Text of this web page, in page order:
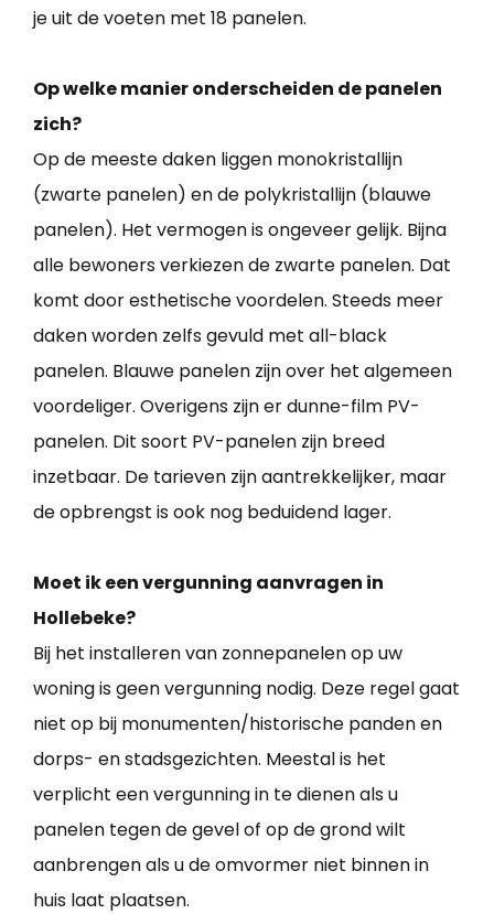
je uit de voeten met 18 panelen.
Op welke manier onderscheiden de panelen
zich?
Op de meeste daken liggen monokristallijn
(zwarte panelen) en de polykristallijn (blauwe
panelen). Het vermogen is ongeveer gelijk. Bijna
alle bewoners verkiezen de zwarte panelen. Dat
komt door esthetische voordelen. Steeds meer
daken worden zelfs gevuld met all-black
panelen. Blauwe panelen zijn over het algemeen
voordeliger. Overigens zijn er dunne-film PV-
panelen. Dit soort PV-panelen zijn breed
inzetbaar. De tarieven zijn aantrekkelijker, maar
de opbrengst is ook nog beduidend lager.
Moet ik een vergunning aanvragen in
Hollebeke?
Bij het installeren van zonnepanelen op uw
woning is geen vergunning nodig. Deze regel gaat
niet op bij monumenten/historische panden en
dorps- en stadsgezichten. Meestal is het
verplicht een vergunning in te dienen als u
panelen tegen de gevel of op de grond wilt
aanbrengen als u de omvormer niet binnen in
huis laat plaatsen.